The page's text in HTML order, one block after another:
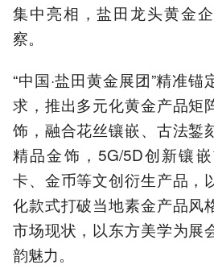
集中亮相，盐田龙头黄金
察。
“中国·盐田黄金展团”精准
求，推出多元化黄金产品矩
饰，融合花丝镶嵌、古法錾
精品金饰，5G/5D创新镶
卡、金币等文创衍生产品，
化款式打破当地素金产品风
市场现状，以东方美学为展
韵魅力。